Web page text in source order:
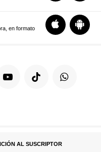
en formato
AL SUSCRIPTOR